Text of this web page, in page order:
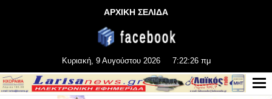
ΑΡΧΙΚΗ ΣΕΛΙΔΑ
Κυριακή, 9 Αυγούστου 2026 7:22:27 πμ